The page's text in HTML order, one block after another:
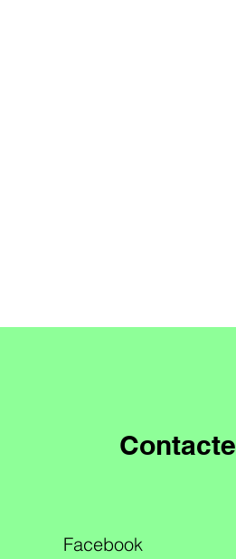
Contacte
Facebook